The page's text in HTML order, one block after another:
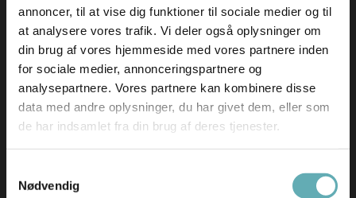
annoncer, til at vise dig funktioner til sociale medier og til
at analysere vores trafik. Vi deler også oplysninger om
din brug af vores hjemmeside med vores partnere inden
for sociale medier, annonceringspartnere og
analysepartnere. Vores partnere kan kombinere disse
data med andre oplysninger, du har givet dem, eller som
de har indsamlet fra din brug af deres tjenester.
Nødvendig
Hav en fantastisk sommer(ferie) ☀️
AI-revolutionen er allerede sket – i hvert fald i
softwarebranchen
Skift i typen af rekrutteringsopgaver vi får ind
Nyeste ledige stillinger
Salgskonsulent til EcoMobility